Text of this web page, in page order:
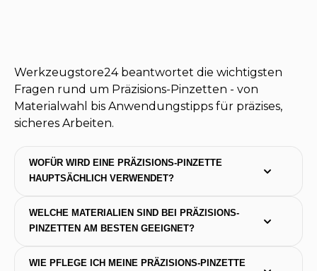
Werkzeugstore24 beantwortet die wichtigsten
Fragen rund um Präzisions-Pinzetten - von
Materialwahl bis Anwendungstipps für präzises,
sicheres Arbeiten.
WOFÜR WIRD EINE PRÄZISIONS-PINZETTE
HAUPTSÄCHLICH VERWENDET?
WELCHE MATERIALIEN SIND BEI PRÄZISIONS-
PINZETTEN AM BESTEN GEEIGNET?
WIE PFLEGE ICH MEINE PRÄZISIONS-PINZETTE